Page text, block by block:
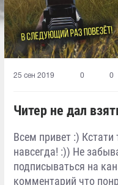
25 сен 2019 0 0
Читер не дал
Всем привет :) Кстати
навсегда! :)) Не
подписываться на
комментарий что